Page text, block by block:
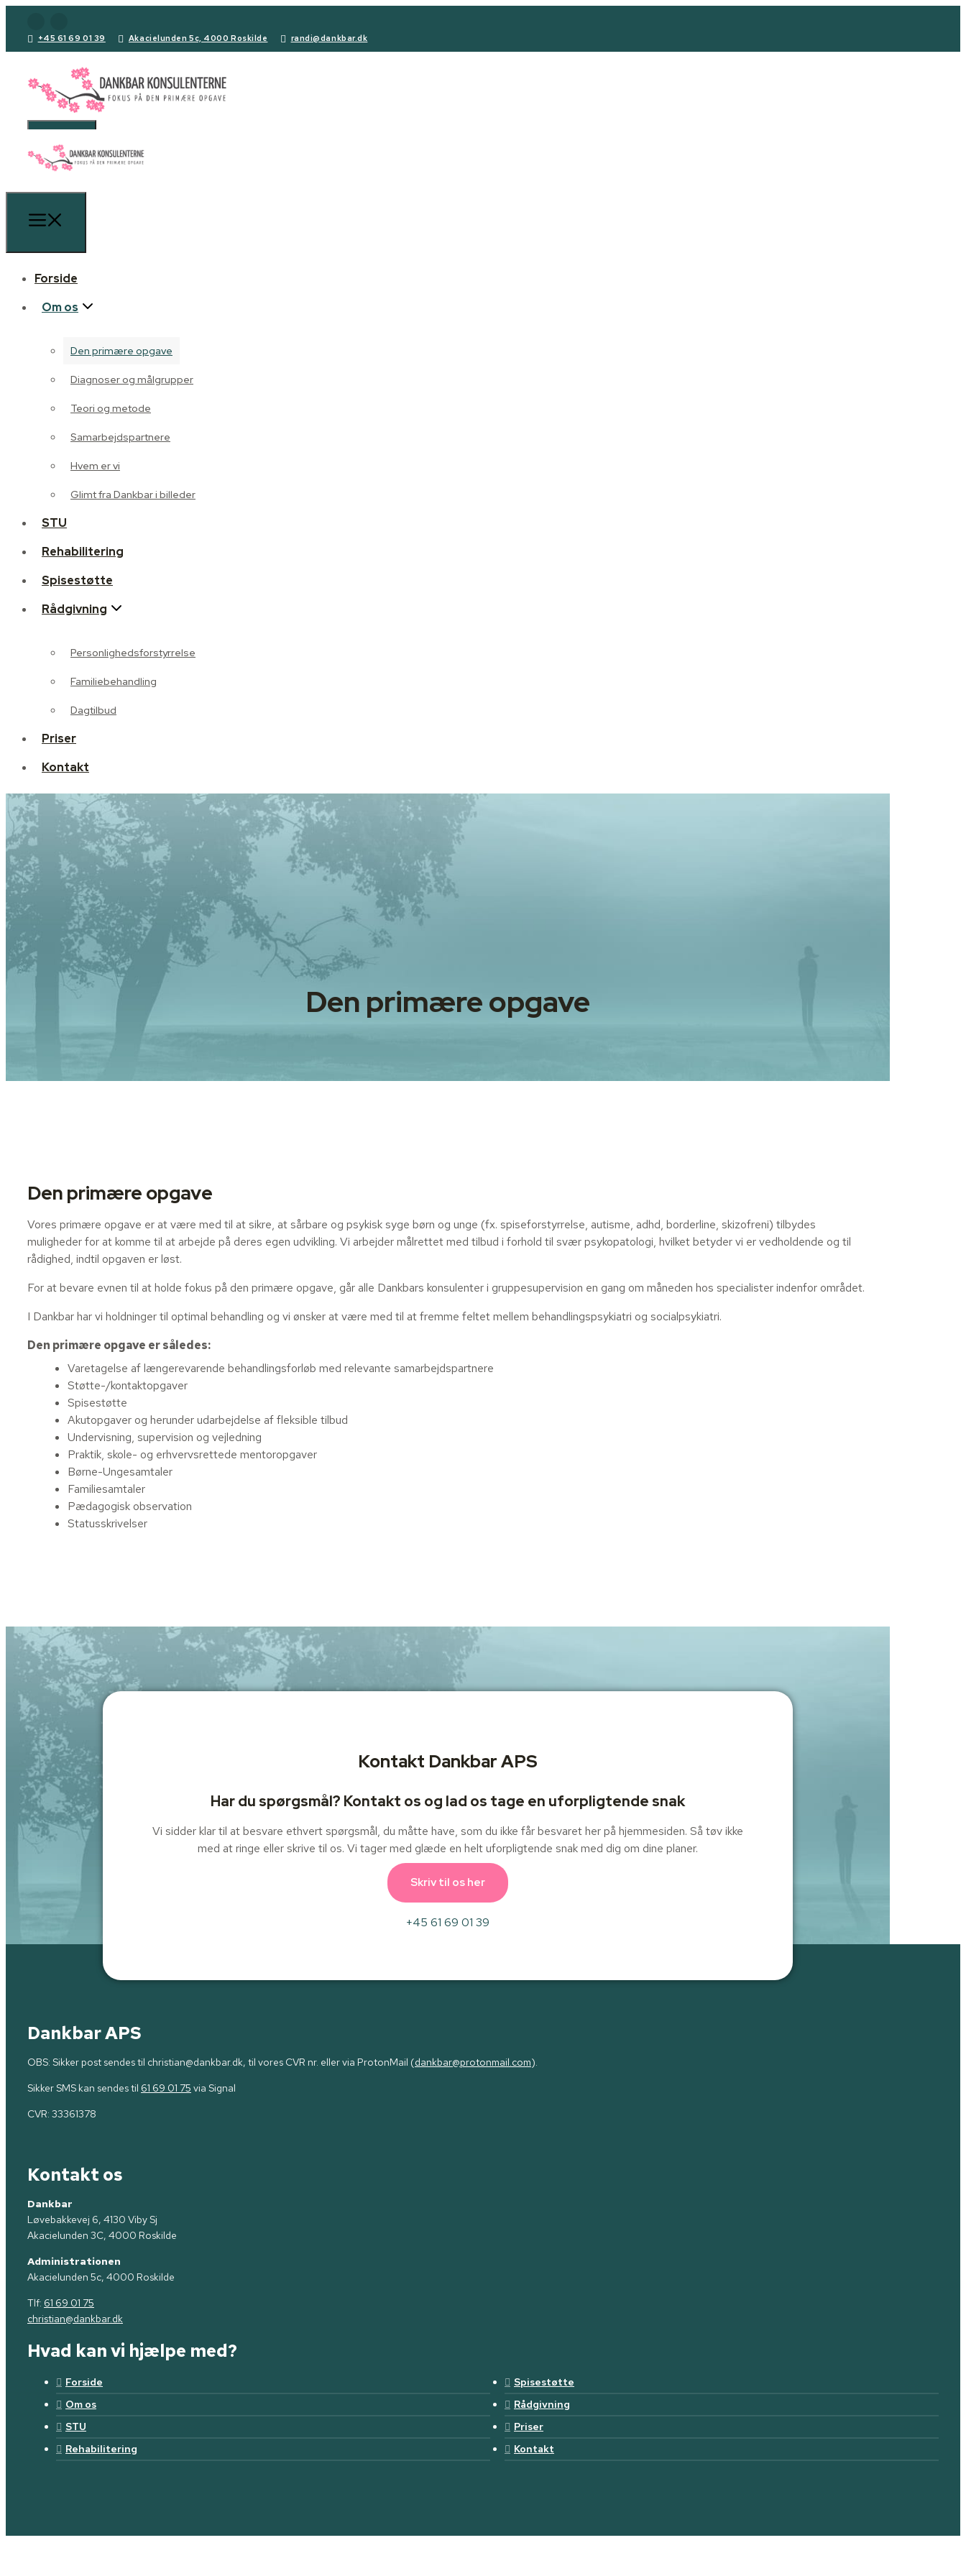
+45 61 69 01 39 Akacielunden 5c, 4000 Roskilde randi@dankbar.dk
Forside
Om os
Teori og metode
Samarbejdspartnere
Hvem er vi
Glimt fra Dankbar i billeder
STU
Rehabilitering
Spisestøtte
Rådgivning
Dagtilbud
Priser
Kontakt
Forside
Om os
Den primære opgave
Diagnoser og målgrupper
Teori og metode
Samarbejdspartnere
Hvem er vi
Glimt fra Dankbar i billeder
STU
Rehabilitering
Spisestøtte
Rådgivning
Personlighedsforstyrrelse
Familiebehandling
Dagtilbud
Priser
Kontakt
Den primære opgave
Den primære opgave
Vores primære opgave er at være med til at sikre, at sårbare og psykisk syge børn og unge (fx. spiseforstyrrelse, autisme, adhd, borderline, skizofreni) tilbydes
muligheder for at komme til at arbejde på deres egen udvikling. Vi arbejder målrettet med tilbud i forhold til svær psykopatologi, hvilket betyder vi er vedholdende og til
rådighed, indtil opgaven er løst.
For at bevare evnen til at holde fokus på den primære opgave, går alle Dankbars konsulenter i gruppesupervision en gang om måneden hos specialister indenfor området.
I Dankbar har vi holdninger til optimal behandling og vi ønsker at være med til at fremme feltet mellem behandlingspsykiatri og socialpsykiatri.
Den primære opgave er således:
Varetagelse af længerevarende behandlingsforløb med relevante samarbejdspartnere
Støtte-/kontaktopgaver
Spisestøtte
Akutopgaver og herunder udarbejdelse af fleksible tilbud
Undervisning, supervision og vejledning
Praktik, skole- og erhvervsrettede mentoropgaver
Børne-Ungesamtaler
Familiesamtaler
Pædagogisk observation
Statusskrivelser
Kontakt Dankbar APS
Har du spørgsmål? Kontakt os og lad os tage en uforpligtende snak
Vi sidder klar til at besvare ethvert spørgsmål, du måtte have, som du ikke får besvaret her på hjemmesiden. Så tøv ikke
med at ringe eller skrive til os. Vi tager med glæde en helt uforpligtende snak med dig om dine planer.
Skriv til os her
+45 61 69 01 39
Dankbar APS
OBS: Sikker post sendes til christian@dankbar.dk, til vores CVR nr. eller via ProtonMail (dankbar@protonmail.com).
Sikker SMS kan sendes til 61 69 01 75 via Signal
CVR: 33361378
Kontakt os
Dankbar
Løvebakkevej 6, 4130 Viby Sj
Akacielunden 3C, 4000 Roskilde
Administrationen
Akacielunden 5c, 4000 Roskilde
Tlf: 61 69 01 75
christian@dankbar.dk
Hvad kan vi hjælpe med?
Forside
Om os
STU
Rehabilitering
Spisestøtte
Rådgivning
Priser
Kontakt